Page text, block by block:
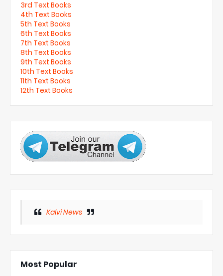
3rd Text Books
4th Text Books
5th Text Books
6th Text Books
7th Text Books
8th Text Books
9th Text Books
10th Text Books
11th Text Books
12th Text Books
Kalvi News
Most Popular